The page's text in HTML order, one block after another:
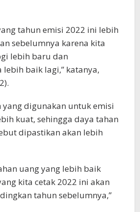
tahun emisi 2022 ini lebih
sebelumnya karena kita
lebih baru dan
lebih baik lagi,” katanya,
yang digunakan untuk emisi
kuat, sehingga daya tahan
dipastikan akan lebih
uang yang lebih baik
kita cetak 2022 ini akan
tahun sebelumnya,”